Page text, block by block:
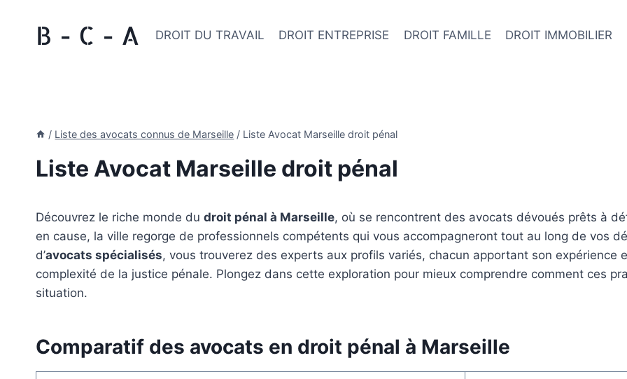
contenuB - C - A DROIT DU TRAVAIL DROIT ENTREPRISE DROIT FAMILLE DROIT IMMOBILIER
/ Liste des avocats connus de Marseille / Liste Avocat Marseille droit pénal
Liste Avocat Marseille droit pénal
Découvrez le riche monde du droit pénal à Marseille, où se rencontrent des avocats dévoués prêts à
en cause, la ville regorge de professionnels compétents qui vous accompagneront tout au long de vos
d’avocats spécialisés, vous trouverez des experts aux profils variés, chacun apportant son expérience
complexité de la justice pénale. Plongez dans cette exploration pour mieux comprendre comment ces
situation.
Comparatif des avocats en droit pénal à Marseille